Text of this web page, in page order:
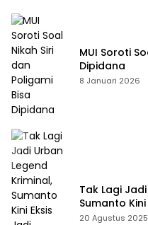
MUI Soroti
Dipidana
8 Januari 2026
Tak Lagi
Sumanto
Mukbang
20 Agustus 2025